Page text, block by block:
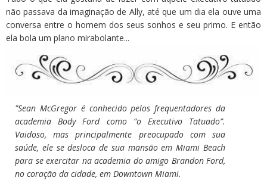
não passava da imaginação de Ally, até que um dia ela ouve uma
conversa entre o homem dos seus sonhos e seu primo. E então
ela bola um plano mirabolante...
"Sean McGregor é conhecido pelos frequentadores da
academia Body Ford como “o Executivo Tatuado”.
Vaidoso, mas principalmente preocupado com sua
saúde, ele se desloca de sua mansão em Miami Beach
para se exercitar na academia do amigo Brandon Ford,
no coração da cidade, em Downtown Miami.